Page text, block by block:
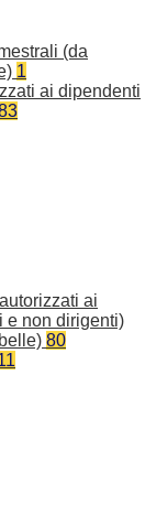
(da
1
ai dipendenti
ai
e non dirigenti)
80